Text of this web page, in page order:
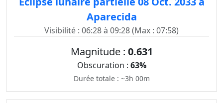
Aparecida
Visibilité : 06:28 à 09:28 (Max : 07:58)
Magnitude : 0.631
Obscuration : 63%
Durée totale : ~3h 00m